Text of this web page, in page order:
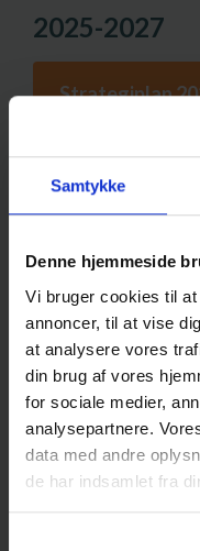
Samtykke
Denne hjemmeside
Vi bruger cookies til
annoncer, til at vise
at analysere vores
din brug af vores
for sociale medier,
analysepartnere.
data med andre
de har indsamlet fra
2025-2027
Strategiplan
Handlingsplan
Udviklingsplan
Handlingsplan
2019-2022